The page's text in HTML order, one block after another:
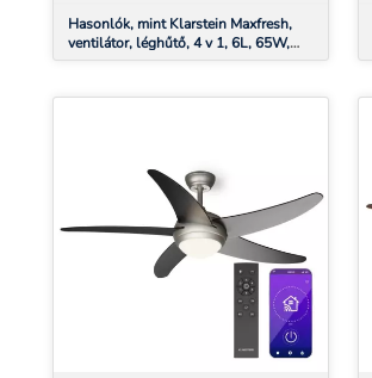
Hasonlók, mint Klarstein Maxfresh,
ventilátor, léghűtő, 4 v 1, 6L, 65W,
távirányító, 2 x jégcsomag